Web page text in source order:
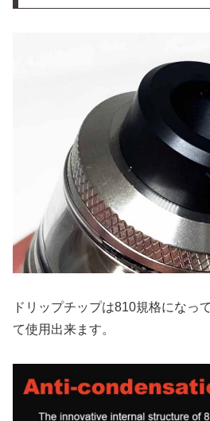
ドリップチップは810規格になっ
て使用出来ます。